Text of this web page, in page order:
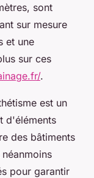
sont
sur mesure
et une
sur ces
.
est un
d'éléments
des bâtiments
pour garantir